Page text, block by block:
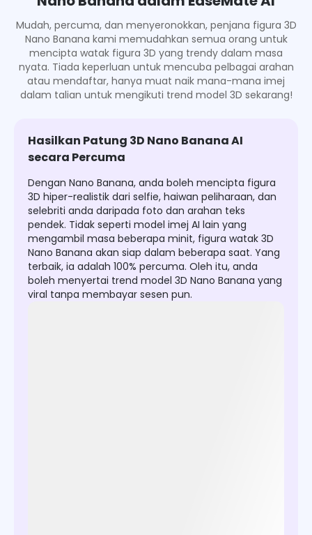
Mudah, percuma, dan menyeronokkan, penjana figura 3D
Nano Banana kami memudahkan semua orang untuk
mencipta watak figura 3D yang trendy dalam masa
nyata. Tiada keperluan untuk mencuba pelbagai arahan
atau mendaftar, hanya muat naik mana-mana imej
dalam talian untuk mengikuti trend model 3D sekarang!
Hasilkan Patung 3D Nano Banana AI
secara Percuma
Dengan Nano Banana, anda boleh mencipta figura
3D hiper-realistik dari selfie, haiwan peliharaan, dan
selebriti anda daripada foto dan arahan teks
pendek. Tidak seperti model imej AI lain yang
mengambil masa beberapa minit, figura watak 3D
Nano Banana akan siap dalam beberapa saat. Yang
terbaik, ia adalah 100% percuma. Oleh itu, anda
boleh menyertai trend model 3D Nano Banana yang
viral tanpa membayar sesen pun.